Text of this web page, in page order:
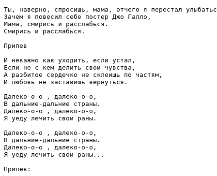
Ты, наверно, спросишь, мама, отчего я перестал
Зачем я повесил себе постер Джо Галло,
Мама, смирись и расслабься.
Смирись и расслабься.
Припев
И неважно как уходить, если устал,
Если не с кем делить свои чувства,
А разбитое сердечко не склеишь по частям,
И любовь не заставишь вернуться.
В дальние-дальние страны.
Далеко-о-о , далеко-о-о,
Я уеду лечить свои раны.
В дальние-дальние страны.
Далеко-о-о , далеко-о-о,
Я уеду лечить свои раны...
Припев: